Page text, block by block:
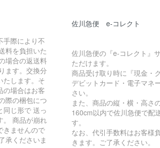
手際により不
料を負担いた
場合の返送料
ます。交換分
たします。そ
の場合はお客
際の梱包につ
同じ形で 送っ
。 商品が崩れ
きませんので
承くださいま
佐川急便 e-コレクト
佐川急便の『e-コレクト』
ただけます。
商品受け取り時に『現金・
デビットカード・電子マネ
さい。
また、商品の縦・横・高さ
160cm以内で佐川急便で配
す。
なお、代引手数料はお客様
きます。ご了承ください。